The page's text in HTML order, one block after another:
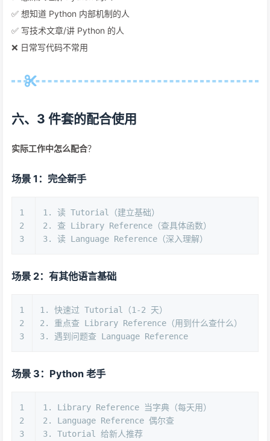
✅ 想知道 Python 内部机制的人
✅ 写技术文章/讲 Python 的人
❌ 日常写代码不常用
六、3 件套的配合使用
实际工作中怎么配合？
场景 1：完全新手
1
2
3
1. 读 Tutorial（建立基础）
2. 查 Library Reference（查具体函数）
3. 读 Language Reference（深入理解）
场景 2：有其他语言基础
1
2
3
1. 快速过 Tutorial（1-2 天）
2. 重点查 Library Reference（用到什么查什么）
3. 遇到问题查 Language Reference
场景 3：Python 老手
1
2
3
1. Library Reference 当字典（每天用）
2. Language Reference 偶尔查
3. Tutorial 给新人推荐